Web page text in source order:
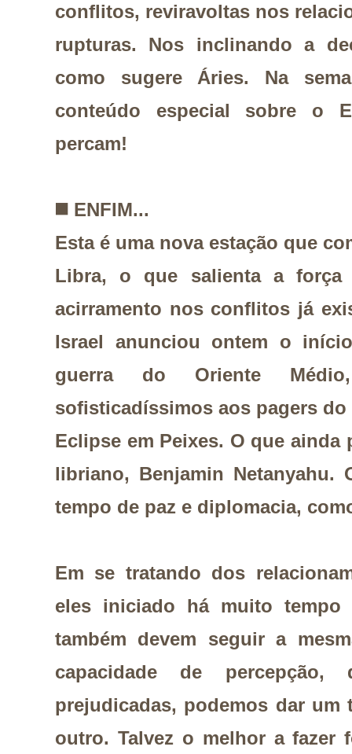
conflitos, reviravoltas nos
rupturas. Nos inclinando a
como sugere Áries. Na
conteúdo especial sobre o
percam!
◼️ ENFIM...
Esta é uma nova estação que
Libra, o que salienta a
acirramento nos conflitos já
Israel anunciou ontem o
guerra do Oriente
sofisticadíssimos aos pagers
Eclipse em Peixes. O que ainda
libriano, Benjamin Netanyahu.
tempo de paz e diplomacia,
Em se tratando dos
eles iniciado há muito tempo
também devem seguir a
capacidade de percepção,
prejudicadas, podemos dar
outro. Talvez o melhor a fazer